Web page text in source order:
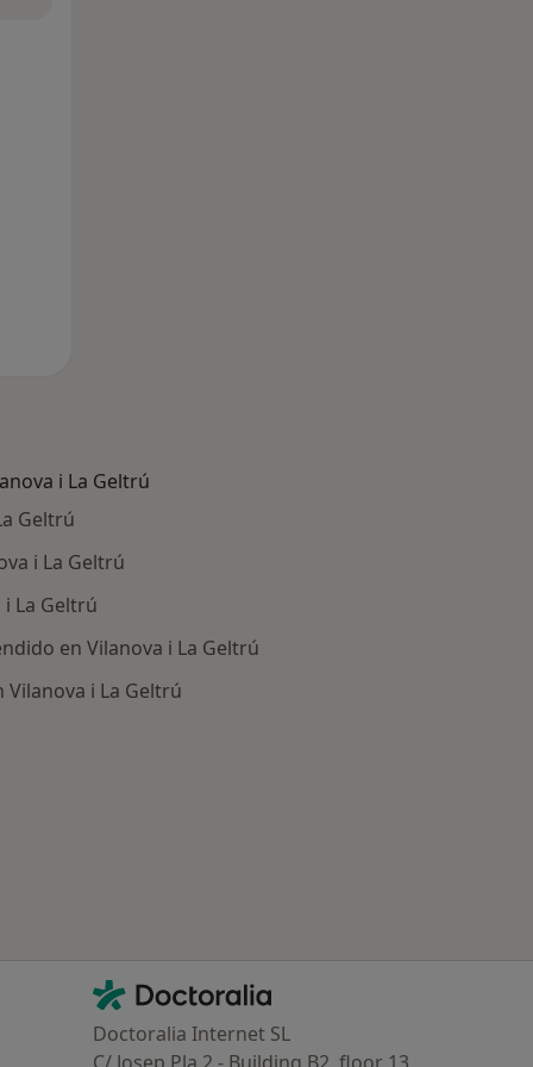
i La Geltrú
Geltrú
i La Geltrú
La Geltrú
en Vilanova i La Geltrú
i La Geltrú
Contacto
Doctoralia - Página de inicio
Doctoralia Internet SL